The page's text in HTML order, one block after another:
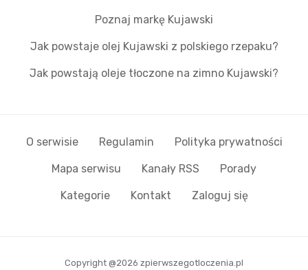
Poznaj markę Kujawski
Jak powstaje olej Kujawski z polskiego rzepaku?
Jak powstają oleje tłoczone na zimno Kujawski?
O serwisie Regulamin Polityka prywatności
Mapa serwisu Kanały RSS Porady
Kategorie Kontakt Zaloguj się
Copyright @2026 zpierwszegotloczenia.pl